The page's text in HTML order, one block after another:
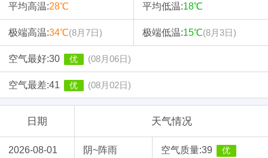
平均高温:28℃ 平均低温:18℃
极端高温:34℃(8月7日) 极端低温:15℃(8月3日)
空气最好:30 优 (08月06日)
空气最差:41 优 (08月02日)
日期 天气情况
2026-08-01
阴~阵雨
空气质量:39 优